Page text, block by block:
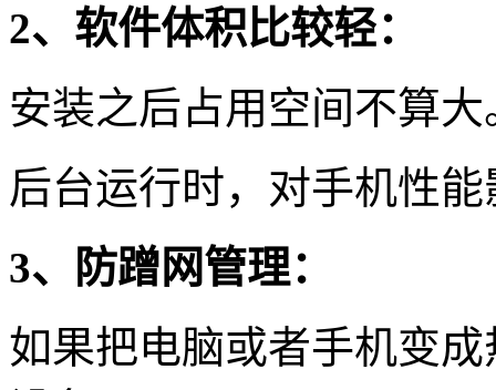
2、软件体积比较轻：
安装之后占用空间不算大
后台运行时，对手机性
3、防蹭网管理：
如果把电脑或者手机变